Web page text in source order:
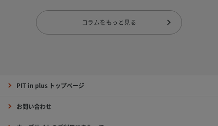
コラムをもっと見る
PIT in plus トップページ
お問い合わせ